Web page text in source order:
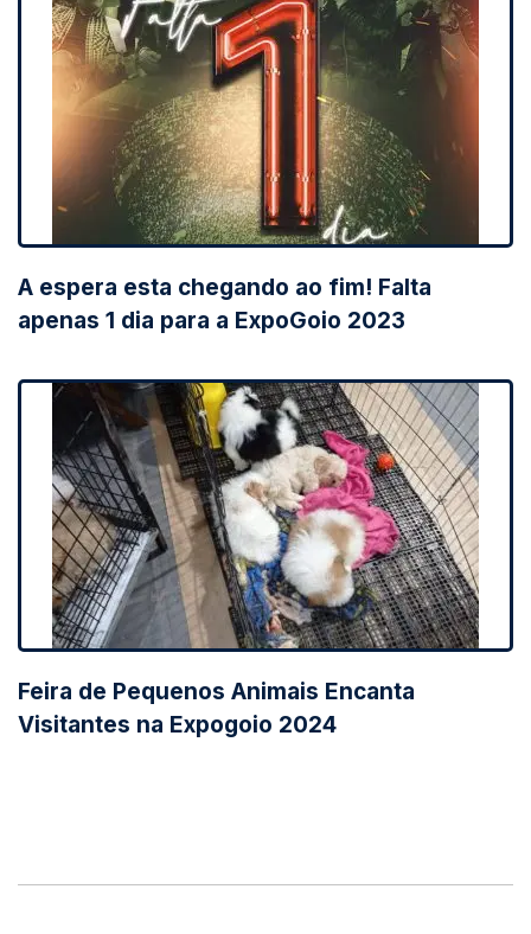
A espera esta chegando ao fim! Falta
apenas 1 dia para a ExpoGoio 2023
Feira de Pequenos Animais Encanta
Visitantes na Expogoio 2024